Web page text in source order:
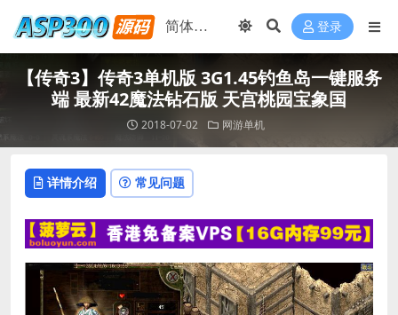
登录
【传奇3】传奇3单机版 3G1.45钓鱼岛一键服务
端 最新42魔法钻石版 天宫桃园宝象国
2018-07-02 网游单机
详情介绍 常见问题